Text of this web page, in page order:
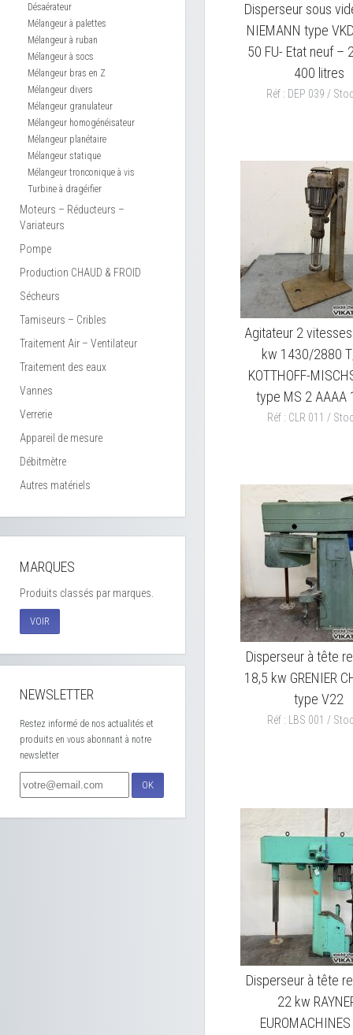
Désaérateur
Mélangeur à palettes
Mélangeur à ruban
Mélangeur à socs
Mélangeur bras en Z
Mélangeur divers
Mélangeur granulateur
Mélangeur homogénéisateur
Mélangeur planétaire
Mélangeur statique
Mélangeur tronconique à vis
Turbine à dragéifier
Moteurs – Réducteurs –
Variateurs
Pompe
Production CHAUD & FROID
Sécheurs
Tamiseurs – Cribles
Traitement Air – Ventilateur
Traitement des eaux
Vannes
Verrerie
Appareil de mesure
Débitmètre
Autres matériels
MARQUES
Produits classés par marques.
VOIR
NEWSLETTER
Restez informé de nos actualités et
produits en vous abonnant à notre
newsletter
OK
Disperseur sous
NIEMANN type
50 FU- Etat neuf –
400 litres
Réf : DEP 039 /
Agitateur 2
kw 1430/2880
KOTTHOFF-
type MS 2 AAAA
Réf : CLR 011 /
Disperseur à tête
18,5 kw GRENIER
type V22
Réf : LBS 001 /
Disperseur à tête
22 kw